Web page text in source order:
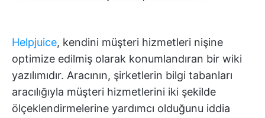
Helpjuice, kendini müşteri hizmetleri nişine
optimize edilmiş olarak konumlandıran bir wiki
yazılımıdır. Aracının, şirketlerin bilgi tabanları
aracılığıyla müşteri hizmetlerini iki şekilde
ölçeklendirmelerine yardımcı olduğunu iddia